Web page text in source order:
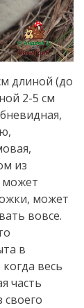
длиной (до
2-5 см
из
может
может
вовсе.
в
весь
часть